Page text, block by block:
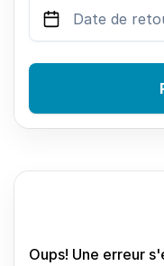
Oups! Une erreur